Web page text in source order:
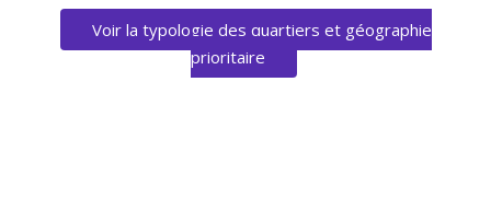
Voir la typologie des quartiers et géographie
prioritaire